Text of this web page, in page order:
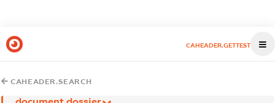
CAHEADER.GETTEST
CAHEADER.SEARCH